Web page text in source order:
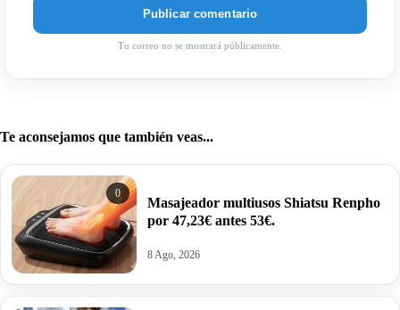
Tu correo no se mostrará públicamente.
Te aconsejamos que también veas...
0
Masajeador multiusos Shiatsu Renpho
por 47,23€ antes 53€.
8 Ago, 2026